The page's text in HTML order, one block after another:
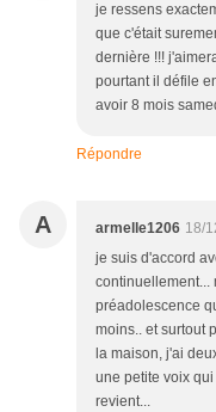
je ressens
que c'était
dernière !!!
pourtant il défile
avoir 8 mois
Répondre
A armelle1206 18/
je suis d'accord
continuellement...
préadolescence
moins.. et surtout
la maison, j'ai
une petite voix
revient...